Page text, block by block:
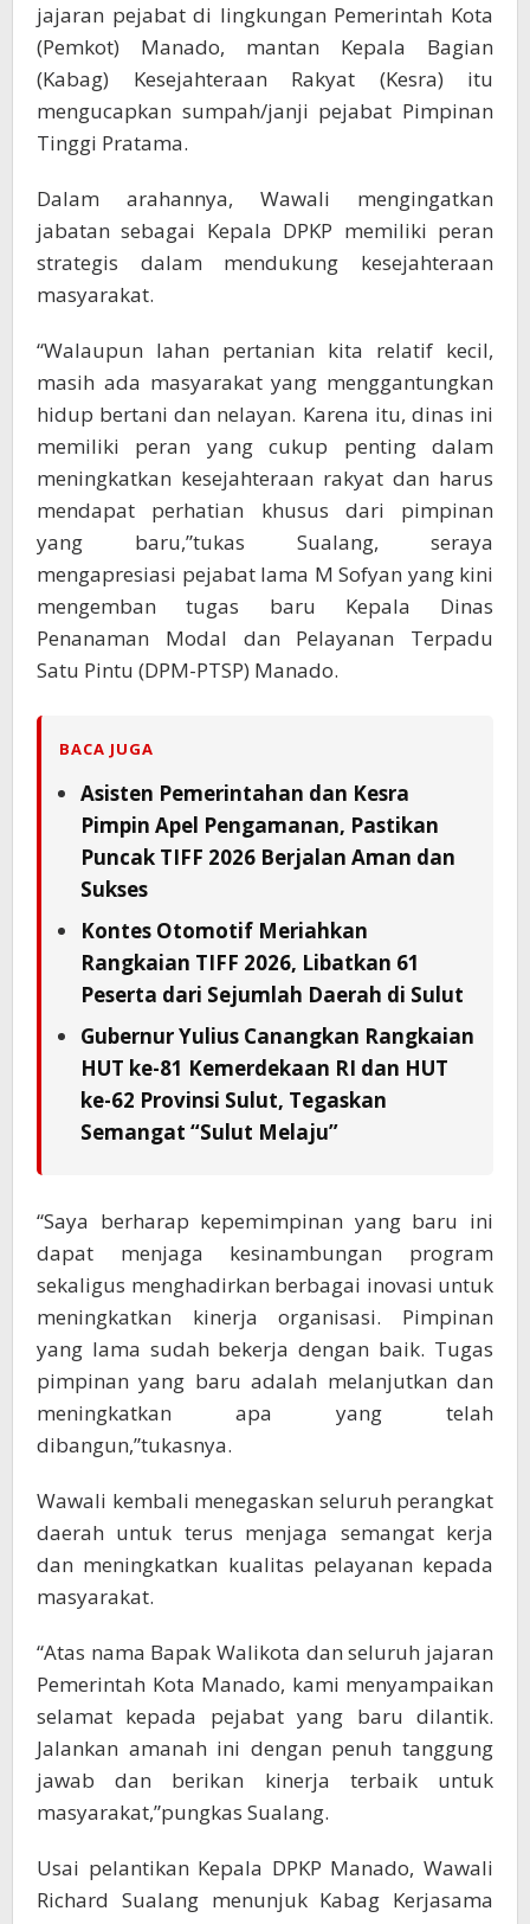
jajaran pejabat di lingkungan Pemerintah Kota
(Pemkot) Manado, mantan Kepala Bagian
(Kabag) Kesejahteraan Rakyat (Kesra) itu
mengucapkan sumpah/janji pejabat Pimpinan
Tinggi Pratama.
Dalam arahannya, Wawali mengingatkan
jabatan sebagai Kepala DPKP memiliki peran
strategis dalam mendukung kesejahteraan
masyarakat.
“Walaupun lahan pertanian kita relatif kecil,
masih ada masyarakat yang menggantungkan
hidup bertani dan nelayan. Karena itu, dinas ini
memiliki peran yang cukup penting dalam
meningkatkan kesejahteraan rakyat dan harus
mendapat perhatian khusus dari pimpinan
yang baru,”tukas Sualang, seraya
mengapresiasi pejabat lama M Sofyan yang kini
mengemban tugas baru Kepala Dinas
Penanaman Modal dan Pelayanan Terpadu
Satu Pintu (DPM-PTSP) Manado.
BACA JUGA
Asisten Pemerintahan dan Kesra
Pimpin Apel Pengamanan, Pastikan
Puncak TIFF 2026 Berjalan Aman dan
Sukses
Kontes Otomotif Meriahkan
Rangkaian TIFF 2026, Libatkan 61
Peserta dari Sejumlah Daerah di Sulut
Gubernur Yulius Canangkan Rangkaian
HUT ke-81 Kemerdekaan RI dan HUT
ke-62 Provinsi Sulut, Tegaskan
Semangat “Sulut Melaju”
“Saya berharap kepemimpinan yang baru ini
dapat menjaga kesinambungan program
sekaligus menghadirkan berbagai inovasi untuk
meningkatkan kinerja organisasi. Pimpinan
yang lama sudah bekerja dengan baik. Tugas
pimpinan yang baru adalah melanjutkan dan
meningkatkan apa yang telah
dibangun,”tukasnya.
Wawali kembali menegaskan seluruh perangkat
daerah untuk terus menjaga semangat kerja
dan meningkatkan kualitas pelayanan kepada
masyarakat.
“Atas nama Bapak Walikota dan seluruh jajaran
Pemerintah Kota Manado, kami menyampaikan
selamat kepada pejabat yang baru dilantik.
Jalankan amanah ini dengan penuh tanggung
jawab dan berikan kinerja terbaik untuk
masyarakat,”pungkas Sualang.
Usai pelantikan Kepala DPKP Manado, Wawali
Richard Sualang menunjuk Kabag Kerjasama